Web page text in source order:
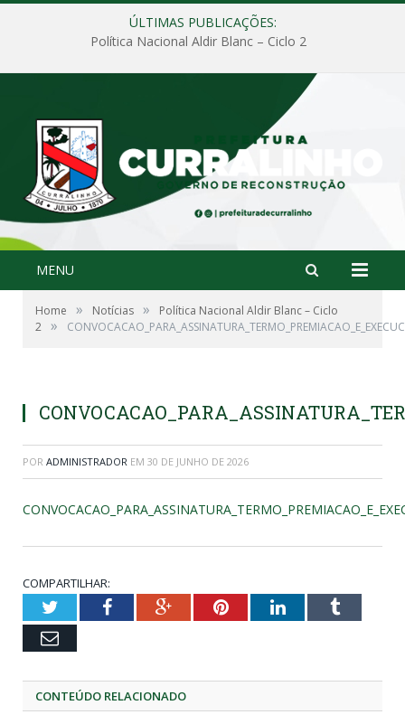
ÚLTIMAS PUBLICAÇÕES:
Política Nacional Aldir Blanc – Ciclo 2
MENU
Home » Notícias »
Política Nacional Aldir Blanc – Ciclo
2 »
POR ADMINISTRADOR EM 30 DE JUNHO DE 2026
COMPARTILHAR:
TwitterFacebookGoogle+PinterestLinkedInTumblr
Email
CONTEÚDO RELACIONADO